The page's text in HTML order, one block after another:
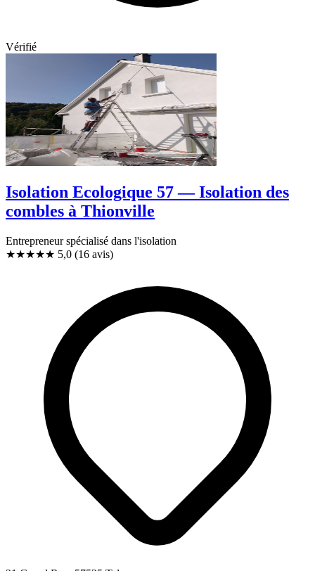
Vérifié
Isolation Ecologique 57 — Isolation des
combles à Thionville
Entrepreneur spécialisé dans l'isolation
★★★★★ 5,0 (16 avis)